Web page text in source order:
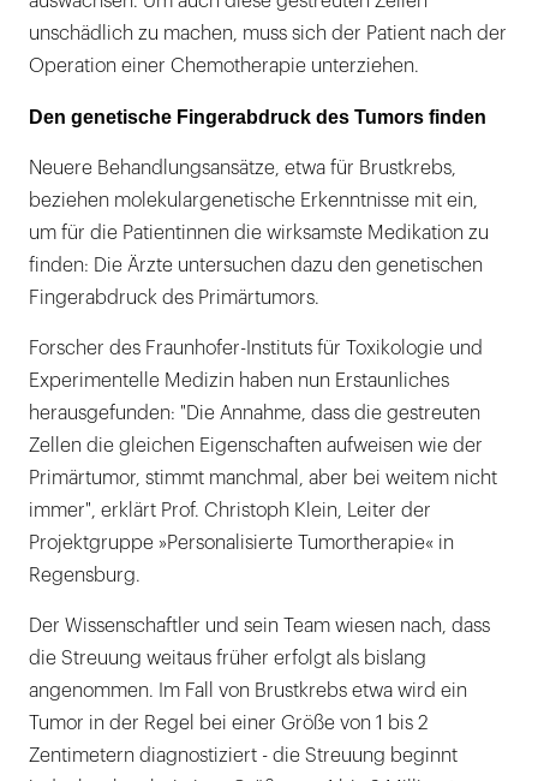
unschädlich zu machen, muss sich der Patient nach der
Operation einer Chemotherapie unterziehen.
Den genetische Fingerabdruck des Tumors finden
Neuere Behandlungsansätze, etwa für Brustkrebs,
beziehen molekulargenetische Erkenntnisse mit ein,
um für die Patientinnen die wirksamste Medikation zu
finden: Die Ärzte untersuchen dazu den genetischen
Fingerabdruck des Primärtumors.
Forscher des Fraunhofer-Instituts für Toxikologie und
Experimentelle Medizin haben nun Erstaunliches
herausgefunden: "Die Annahme, dass die gestreuten
Zellen die gleichen Eigenschaften aufweisen wie der
Primärtumor, stimmt manchmal, aber bei weitem nicht
immer", erklärt Prof. Christoph Klein, Leiter der
Projektgruppe »Personalisierte Tumortherapie« in
Regensburg.
Der Wissenschaftler und sein Team wiesen nach, dass
die Streuung weitaus früher erfolgt als bislang
angenommen. Im Fall von Brustkrebs etwa wird ein
Tumor in der Regel bei einer Größe von 1 bis 2
Zentimetern diagnostiziert - die Streuung beginnt